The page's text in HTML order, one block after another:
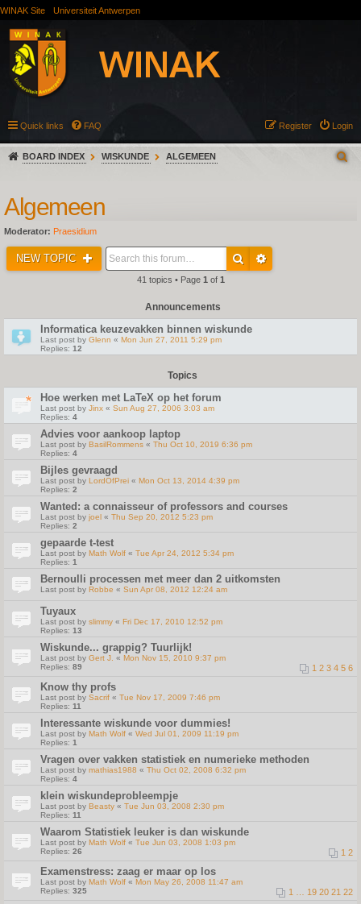
WINAK Site Universiteit Antwerpen
Quick links FAQ Login
Register
BOARD INDEX WISKUNDE ALGEMEEN
Algemeen
Moderator: Praesidium
NEW TOPIC
41 topics • Page 1 of 1
Announcements
Informatica keuzevakken binnen wiskunde
Last post by Glenn « Mon Jun 27, 2011 5:29 pm
Replies: 12
Topics
Hoe werken met LaTeX op het forum
Last post by Jinx « Sun Aug 27, 2006 3:03 am
Replies: 4
Advies voor aankoop laptop
Last post by BasilRommens « Thu Oct 10, 2019 6:36 pm
Replies: 4
Bijles gevraagd
Last post by LordOfPrei « Mon Oct 13, 2014 4:39 pm
Replies: 2
Wanted: a connaisseur of professors and courses
Last post by joel « Thu Sep 20, 2012 5:23 pm
Replies: 2
gepaarde t-test
Last post by Math Wolf « Tue Apr 24, 2012 5:34 pm
Replies: 1
Bernoulli processen met meer dan 2 uitkomsten
Last post by Robbe « Sun Apr 08, 2012 12:24 am
Tuyaux
Last post by slimmy « Fri Dec 17, 2010 12:52 pm
Replies: 13
Wiskunde... grappig? Tuurlijk!
Last post by Gert J. « Mon Nov 15, 2010 9:37 pm
Replies: 89 1 2 3 4 5 6
Know thy profs
Last post by Sacrif « Tue Nov 17, 2009 7:46 pm
Replies: 11
Interessante wiskunde voor dummies!
Last post by Math Wolf « Wed Jul 01, 2009 11:19 pm
Replies: 1
Vragen over vakken statistiek en numerieke methoden
Last post by mathias1988 « Thu Oct 02, 2008 6:32 pm
Replies: 4
klein wiskundeprobleempje
Last post by Beasty « Tue Jun 03, 2008 2:30 pm
Replies: 11
Waarom Statistiek leuker is dan wiskunde
Last post by Math Wolf « Tue Jun 03, 2008 1:03 pm
Replies: 26 1 2
Examenstress: zaag er maar op los
Last post by Math Wolf « Mon May 26, 2008 11:47 am
Replies: 325 1 19 20 21 22